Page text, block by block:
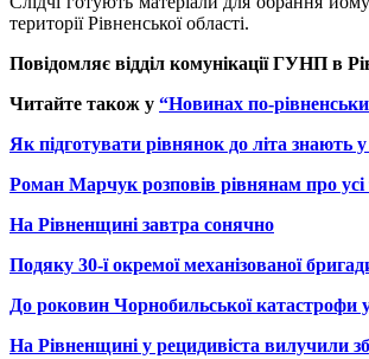
території Рівненської області.
Повідомляє відділ комунікаціїГУНП в
Читайте також у “Новинах по-
Як підготувати рівнянок до літа
Роман Марчук розповів рівнянам про
На Рівненщині завтра сонячно
Подяку 30-ї окремої механізованої
До роковин Чорнобильської катастрофи
На Рівненщині у рецидивіста вилучили